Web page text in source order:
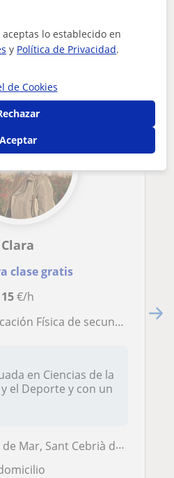
Primaria en Sant
pueden
Clara
clase gratis
15€/h
Física de secundària
en Ciencias de la
el Deporte y con un
Cebrià de Vallalta, Sant Pol de Mar
aceptas lo establecido en
y Política de Privacidad.
de Cookies
Aceptar